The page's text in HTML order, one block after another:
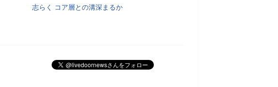
志らく コア層との溝深まるか